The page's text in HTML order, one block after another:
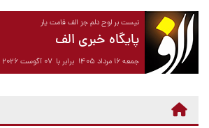
نیست بر لوح دلم جز الف قامت یار
پایگاه خبری الف
جمعه ۱۶ مرداد ۱۴۰۵ برابر با ۰۷ آگوست ۲۰۲۶